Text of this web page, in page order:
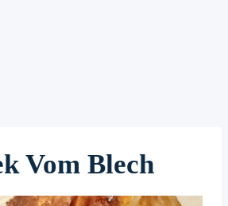
Vom Blech